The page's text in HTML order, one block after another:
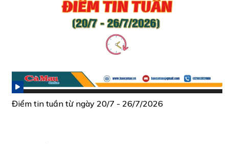
Điểm tin tuần từ ngày 20/7 - 26/7/2026